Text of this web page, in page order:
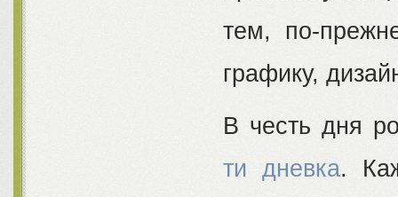
тем, по-
графику,
В честь дня
ти дневка.